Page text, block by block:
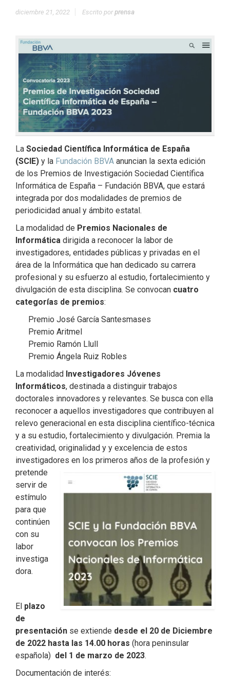
diciembre 21, 2022 Escrito porprensa
La Sociedad Científica Informática de España
(SCIE) y la Fundación BBVA anuncian la sexta edición
de los Premios de Investigación Sociedad Científica
Informática de España – Fundación BBVA, que estará
integrada por dos modalidades de premios de
periodicidad anual y ámbito estatal.
La modalidad de Premios Nacionales de
Informática dirigida a reconocer la labor de
investigadores, entidades públicas y privadas en el
área de la Informática que han dedicado su carrera
profesional y su esfuerzo al estudio, fortalecimiento y
divulgación de esta disciplina. Se convocan cuatro
categorías de premios:
Premio José García Santesmases
Premio Aritmel
Premio Ramón Llull
Premio Ángela Ruiz Robles
La modalidad Investigadores Jóvenes
Informáticos, destinada a distinguir trabajos
doctorales innovadores y relevantes. Se busca con ella
reconocer a aquellos investigadores que contribuyen al
relevo generacional en esta disciplina científico-técnica
y a su estudio, fortalecimiento y divulgación. Premia la
creatividad, originalidad y y excelencia de estos
investigadores en los primeros años de la profesión y
pretende
servir de
estímulo
para que
continúen
con su
labor
investiga
dora.
El plazo
de
presentación se extiende desde el 20 de Diciembre
de 2022 hasta las 14.00 horas (hora peninsular
española) del 1 de marzo de 2023.
Documentación de interés: